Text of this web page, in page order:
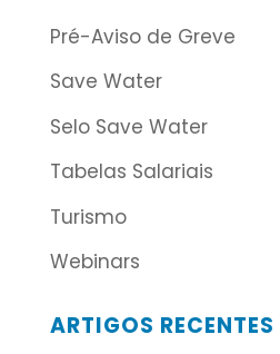
Pré-Aviso de Greve
Save Water
Selo Save Water
Tabelas Salariais
Turismo
Webinars
ARTIGOS RECENTES